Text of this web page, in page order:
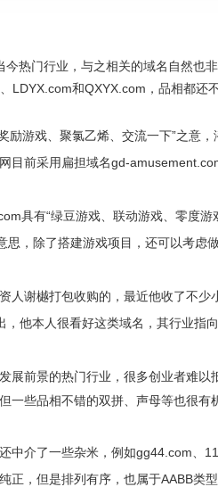
今热门行业，与之相关的域名自然也
LDYX.com和QXYX.com，品相都还
励游戏、聚氯乙烯、交流一下”之意
目前采用扁担域名gd-
具有“绿豆游戏、联动游戏、零度游
思，除了搭建游戏项目，还可以考虑
谢樾打包收购的，最近他收了不少
，他本人很看好这类域名，其行业指
前景的热门行业，很多创业者难以
一些品相不错的双拼、声母等也很有
介了一些杂米，例如gg44.com、
正，但是排列有序，也属于AABB类